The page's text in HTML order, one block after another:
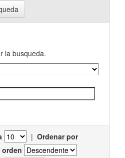
la busqueda.
| Ordenar por
orden